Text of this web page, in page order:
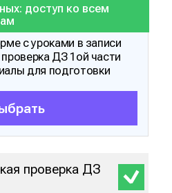
доступ ко всем
с уроками в записи
ДЗ 1ой части
для подготовки
проверка ДЗ